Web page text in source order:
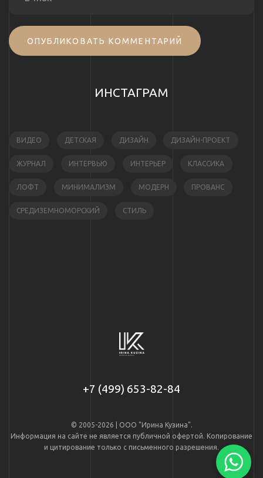
ОПУБЛИКОВАТЬ КОММЕНТАРИЙ
ИНСТАГРАМ
ВИДЕО ДЕТСКАЯ ДИЗАЙН ДИЗАЙН-ПРОЕКТ
ЖУРНАЛ ИНТЕРВЬЮ ИНТЕРЬЕР КЛАССИКА
ЛОФТ МИНИМАЛИЗМ МОДЕРН ПРОВАНС
СРЕДИЗЕМНОМОРСКИЙ СТИЛЬ
+7 (499) 653-82-84
© 2005-2026 | ООО "Ирина Кузина".
Информация на сайте не является публичной офертой. Копирование
и цитирование только с письменного разрешения.